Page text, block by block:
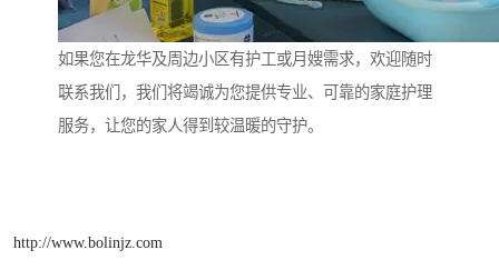
如果您在龙华及周边小区有护工或月嫂需求，欢迎随时
联系我们，我们将竭诚为您提供专业、可靠的家庭护理
服务，让您的家人得到较温暖的守护。
http://www.bolinjz.com